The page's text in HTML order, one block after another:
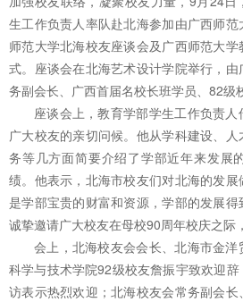
生工作负责人率队赴北海参加由广西师
师范大学北海校友座谈会及广西师范大
式。座谈会在北海艺术设计学院举行，
务副会长、广西首届名校长班学员、82级
座谈会上，教育学部学生工作负责
广大校友的亲切问候。他从学科建设、
务等几方面简要介绍了学部近年来发展
绩。 他表示，北海市校友们对北海的发
是学部宝贵的财富和资源，学部的发展
诚挚邀请广大校友在母校90周年校庆之际
会上，北海校友会会长、北海市金
科学与技术学院92级校友詹振宇致欢迎
访表示热烈欢迎；北海校友会常务副会